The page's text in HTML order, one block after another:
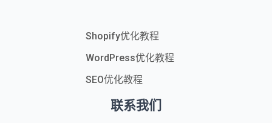
Shopify优化教程
WordPress优化教程
SEO优化教程
联系我们